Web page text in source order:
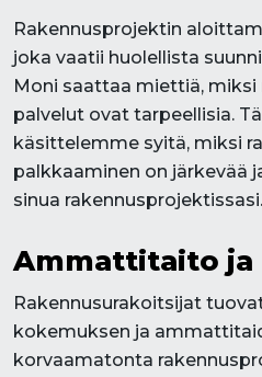
Rakennusprojektin
joka vaatii huolellista
Moni saattaa miettiä, miksi
palvelut ovat tarpeellisia.
käsittelemme syitä, miksi
palkkaaminen on järkevää
sinua rakennusprojektissasi.
Ammattitaito ja
Rakennusurakoitsijat
kokemuksen ja
korvaamatonta